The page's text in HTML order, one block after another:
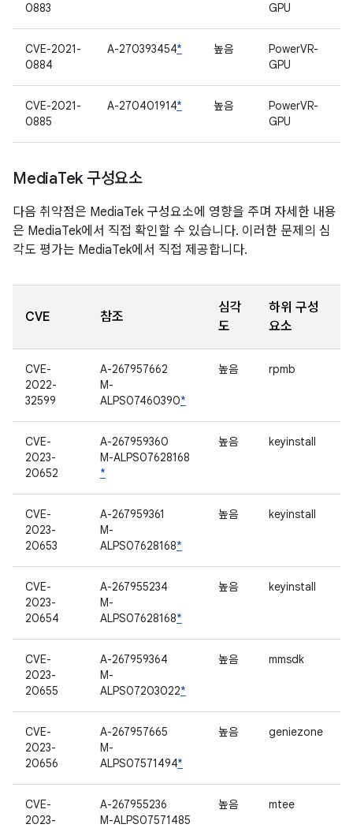
0883
GPU
CVE-2021-
0884
A-270393454* 높음
PowerVR-
GPU
CVE-2021-
0885
A-270401914* 높음
PowerVR-
GPU
MediaTek 구성요소
다음 취약점은 MediaTek 구성요소에 영향을 주며 자세한 내용
은 MediaTek에서 직접 확인할 수 있습니다. 이러한 문제의 심
각도 평가는 MediaTek에서 직접 제공합니다.
CVE 참조
심각
도
하위 구성
요소
CVE-
2022-
32599
A-267957662
M-
ALPS07460390*
높음 rpmb
CVE-
2023-
20652
A-267959360
M-ALPS07628168
*
높음 keyinstall
CVE-
2023-
20653
A-267959361
M-
ALPS07628168*
높음 keyinstall
CVE-
2023-
20654
A-267955234
M-
ALPS07628168*
높음 keyinstall
CVE-
2023-
20655
A-267959364
M-
ALPS07203022*
높음 mmsdk
CVE-
2023-
20656
A-267957665
M-
ALPS07571494*
높음 geniezone
CVE-
2023-
A-267955236
M-ALPS07571485
높음 mtee